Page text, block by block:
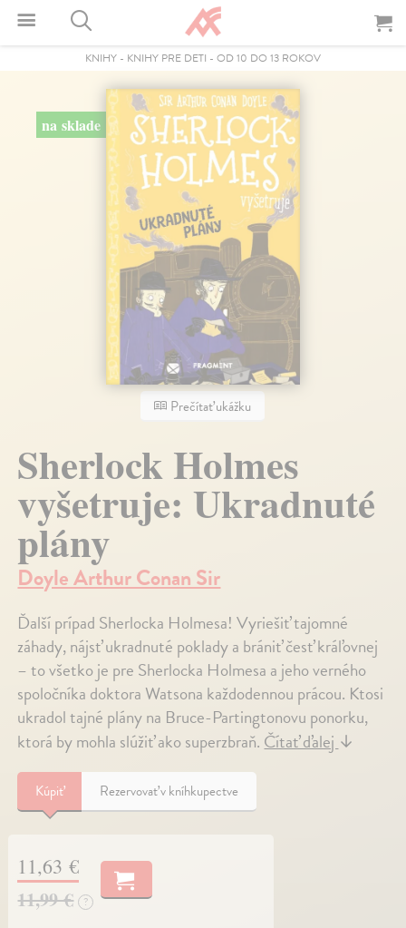
KNIHY - KNIHY PRE DETI - OD 10 DO 13 ROKOV
na sklade
Prečítať ukážku
Sherlock Holmes
vyšetruje: Ukradnuté
plány
Doyle Arthur Conan Sir
Ďalší prípad Sherlocka Holmesa! Vyriešiť tajomné
záhady, nájsť ukradnuté poklady a brániť česť kráľovnej
– to všetko je pre Sherlocka Holmesa a jeho verného
spoločníka doktora Watsona každodennou prácou. Ktosi
ukradol tajné plány na Bruce-Partingtonovu ponorku,
ktorá by mohla slúžiť ako superzbraň.Čítať ďalej↓
Kúpiť Rezervovať v kníhkupectve
11,63 €
11,99 €
?